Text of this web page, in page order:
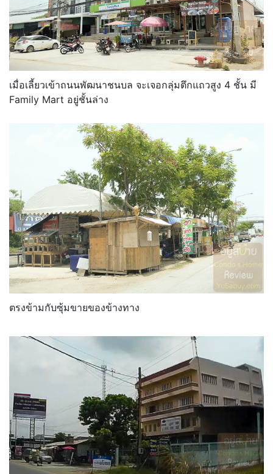
เมื่อเลี้ยวเข้าถนนพัฒนาชนบล จะเจอกลุ่มตึกแถวสูง 4 ชั้น มี
Family Mart อยู่ชั้นล่าง
ตรงข้ามกับซุ้มขายของข้างทาง